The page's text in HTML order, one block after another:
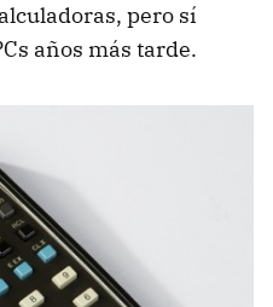
pero sí
años más tarde.